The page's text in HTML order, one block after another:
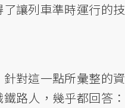
讓列車準時運行的技
對這一點所彙整的資
路人，幾乎都回答：